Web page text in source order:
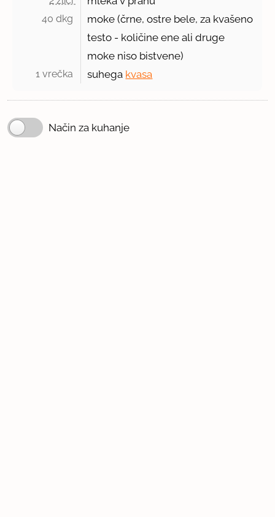
40 dkg
moke (črne, ostre bele, za kvašeno
testo - količine ene ali druge
moke niso bistvene)
1 vrečka suhega kvasa
Način za kuhanje